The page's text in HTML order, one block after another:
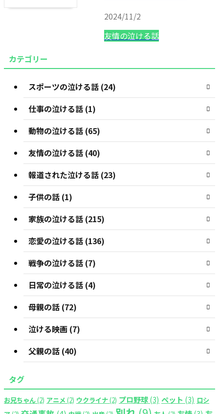
2024/11/2
友情の泣ける話
カテゴリー
スポーツの泣ける話 (24)
仕事の泣ける話 (1)
動物の泣ける話 (65)
友情の泣ける話 (40)
報道された泣ける話 (23)
子供の話 (1)
家族の泣ける話 (215)
恋愛の泣ける話 (136)
戦争の泣ける話 (7)
日常の泣ける話 (4)
母親の話 (72)
泣ける映画 (7)
父親の話 (40)
タグ
お兄ちゃん(2) アニメ (2) ウクライナ(2) プロ野球(3) ペット (3) ロシ